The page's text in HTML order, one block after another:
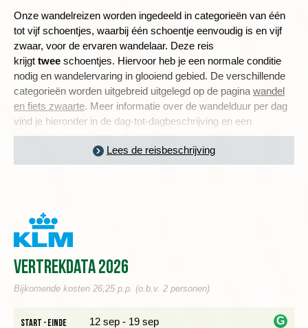
Onze wandelreizen worden ingedeeld in categorieën van één
tot vijf schoentjes, waarbij één schoentje eenvoudig is en vijf
zwaar, voor de ervaren wandelaar. Deze reis
krijgt twee schoentjes. Hiervoor heb je een normale conditie
nodig en wandelervaring in glooiend gebied. De verschillende
categorieën worden uitgebreid uitgelegd op de pagina wandel
en fiets zwaarte. Meer informatie over de wandelduur per dag
vind je hieronder in de dag-tot-dagbeschrijving en een
toelichting over de zwaarte van deze reis lees je inde
praktische informatie .
Dag 1 Amsterdam - Bristol - Penzance
Dag 2 Penzance, wandeling via Mousehole naar Lamorna
De bus brengt ons vanuit Bristol naar Penzance, een
havenstad aan de meest westelijke punt van Engeland. De
wandelingen maken. Penzance en haar omgeving ademen
zoals steencirkels en meerdere kastelen uit de middeleeuwen
Lees de reisbeschrijving
Vertrekdata 2026
Bijkomende kosten 26,25 p.p. (o.b.v. 2 personen)
Start - einde 12 sep - 19 sep G